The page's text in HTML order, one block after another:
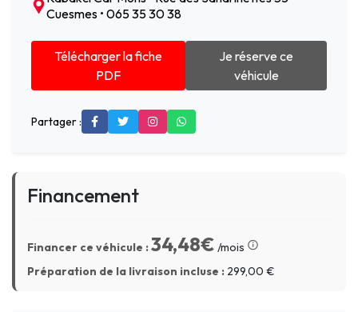
Cuesmes • 065 35 30 38
Télécharger la fiche
PDF
Je réserve ce
véhicule
Partager :
Financement
Financer ce véhicule :34,48€ /mois
Préparation de la livraison incluse : 299,00 €